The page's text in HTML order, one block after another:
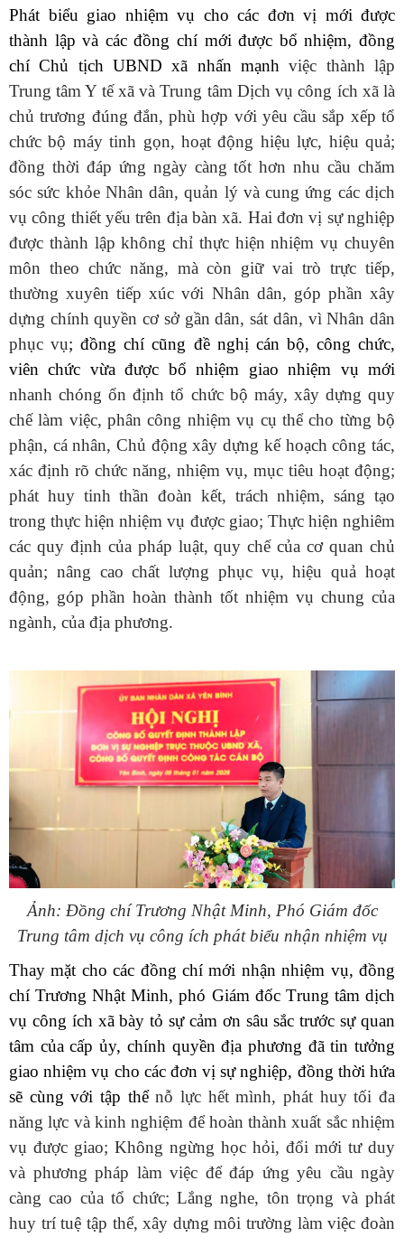
Phát biểu giao nhiệm vụ cho các đơn vị mới được
thành lập và các đồng chí mới được bổ nhiệm, đồng
chí Chủ tịch UBND xã nhấn mạnhviệc thành lập
Trung tâm Y tế xã và Trung tâm Dịch vụ công ích xã là
chủ trương đúng đắn, phù hợp với yêu cầu sắp xếp tổ
chức bộ máy tinh gọn, hoạt động hiệu lực, hiệu quả;
đồng thời đáp ứng ngày càng tốt hơn nhu cầu chăm
sóc sức khỏe Nhân dân, quản lý và cung ứng các dịch
vụ công thiết yếu trên địa bàn xã. Hai đơn vị sự nghiệp
được thành lập không chỉ thực hiện nhiệm vụ chuyên
môn theo chức năng, mà còn giữ vai trò trực tiếp,
thường xuyên tiếp xúc với Nhân dân, góp phần xây
dựng chính quyền cơ sở gần dân, sát dân, vì Nhân dân
phục vụ; đồng chí cũng đề nghị cán bộ, công chức,
viên chức vừa được bổ nhiệm giao nhiệm vụ mới
nhanh chóng ổn định tổ chức bộ máy, xây dựng quy
chế làm việc, phân công nhiệm vụ cụ thể cho từng bộ
phận, cá nhân, Chủ động xây dựng kế hoạch công tác,
xác định rõ chức năng, nhiệm vụ, mục tiêu hoạt động;
phát huy tinh thần đoàn kết, trách nhiệm, sáng tạo
trong thực hiện nhiệm vụ được giao; Thực hiện nghiêm
các quy định của pháp luật, quy chế của cơ quan chủ
quản; nâng cao chất lượng phục vụ, hiệu quả hoạt
động, góp phần hoàn thành tốt nhiệm vụ chung của
ngành, của địa phương.
Ảnh: Đồng chí Trương Nhật Minh, Phó Giám đốc
Trung tâm dịch vụ công ích phát biểu nhận nhiệm vụ
Thay mặt cho các đồng chí mới nhận nhiệm vụ, đồng
chí Trương Nhật Minh, phó Giám đốc Trung tâm dịch
vụ công ích xã bày tỏ sự cảm ơn sâu sắc trước sự quan
tâm của cấp ủy, chính quyền địa phương đã tin tưởng
giao nhiệm vụ cho các đơn vị sự nghiệp, đồng thời hứa
sẽ cùng với tập thểnỗ lực hết mình, phát huy tối đa
năng lực và kinh nghiệm để hoàn thành xuất sắc nhiệm
vụ được giao; Không ngừng học hỏi, đổi mới tư duy
và phương pháp làm việc để đáp ứng yêu cầu ngày
càng cao của tổ chức; Lắng nghe, tôn trọng và phát
huy trí tuệ tập thể, xây dựng môi trường làm việc đoàn